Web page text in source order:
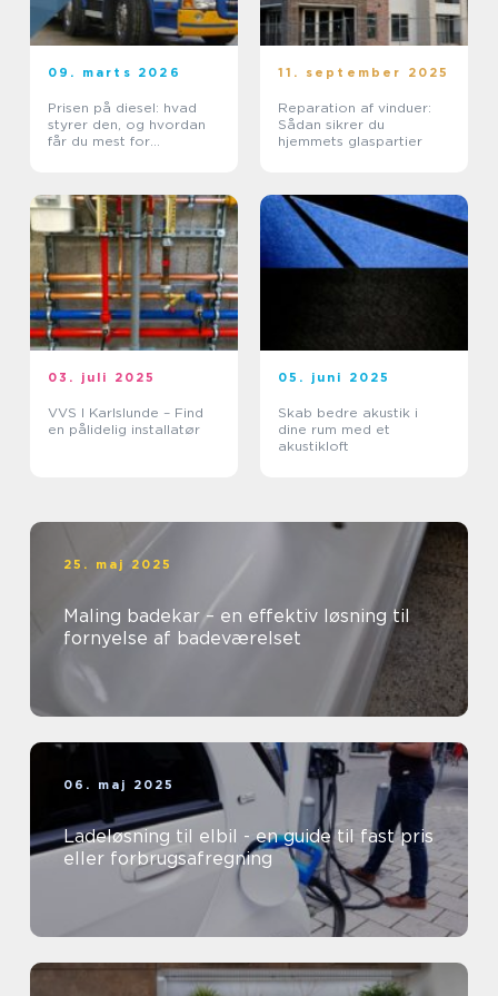
09. marts 2026
Prisen på diesel: hvad
styrer den, og hvordan
får du mest for
11. september 2025
Reparation af vinduer:
Sådan sikrer du
hjemmets glaspartier
03. juli 2025
VVS I Karlslunde – Find
en pålidelig installatør
05. juni 2025
Skab bedre akustik i
dine rum med et
akustikloft
25. maj 2025
Maling badekar – en effektiv løsning til
fornyelse af badeværelset
06. maj 2025
Ladeløsning til elbil - en guide til fast pris
eller forbrugsafregning